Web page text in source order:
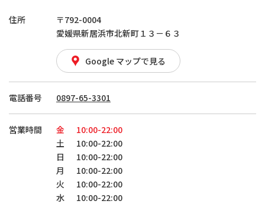
住所
〒792-0004
愛媛県新居浜市北新町１３－６３
Google マップで見る
電話番号 0897-65-3301
営業時間 金
10:00-22:00
土
10:00-22:00
日
10:00-22:00
月
10:00-22:00
火
10:00-22:00
水
10:00-22:00